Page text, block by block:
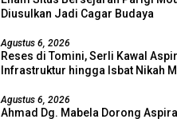
Diusulkan Jadi Cagar Budaya
Agustus 6, 2026
Reses di Tomini, Serli Kawal
Infrastruktur hingga Isbat Nikah
Agustus 6, 2026
Ahmad Dg. Mabela Dorong